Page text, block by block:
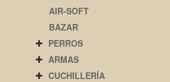
AIR-SOFT
BAZAR
PERROS
ARMAS
CUCHILLERÍA